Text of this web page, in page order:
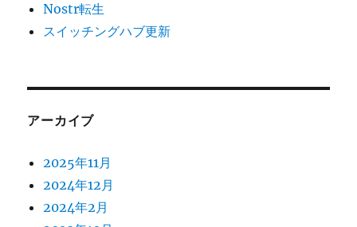
Nostr転生
スイッチングハブ更新
アーカイブ
2025年11月
2024年12月
2024年2月